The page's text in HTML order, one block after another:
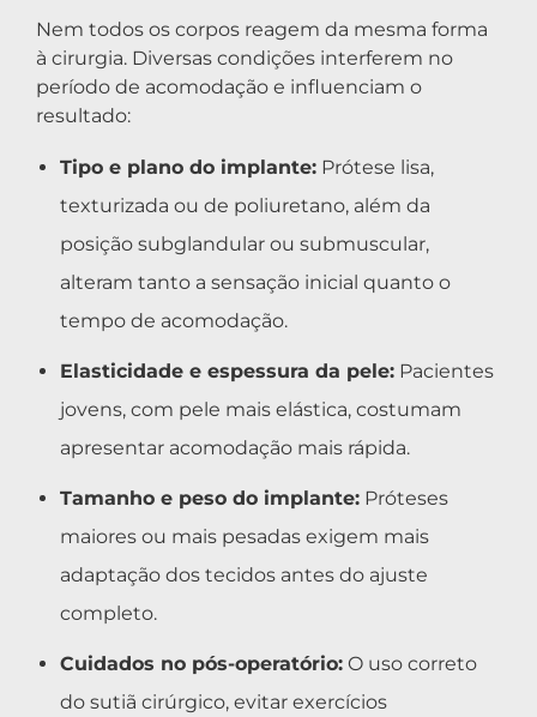
Nem todos os corpos reagem da mesma forma
à cirurgia. Diversas condições interferem no
período de acomodação e influenciam o
resultado:
Tipo e plano do implante: Prótese lisa,
texturizada ou de poliuretano, além da
posição subglandular ou submuscular,
alteram tanto a sensação inicial quanto o
tempo de acomodação.
Elasticidade e espessura da pele: Pacientes
jovens, com pele mais elástica, costumam
apresentar acomodação mais rápida.
Tamanho e peso do implante: Próteses
maiores ou mais pesadas exigem mais
adaptação dos tecidos antes do ajuste
completo.
Cuidados no pós-operatório: O uso correto
do sutiã cirúrgico, evitar exercícios